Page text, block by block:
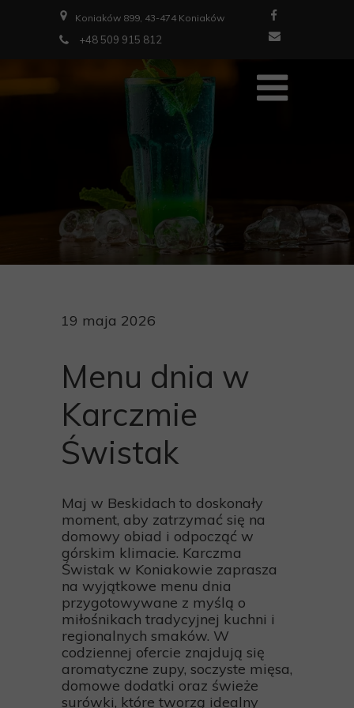
+48 509 915 812
Koniaków 899, 43-474 Koniaków
Menu dnia w
Karczmie
Świstak
19 maja 2026
Maj w Beskidach to doskonały
moment, aby zatrzymać się na
domowy obiad i odpocząć w
górskim klimacie. Karczma
Świstak w Koniakowie zaprasza
na wyjątkowe menu dnia
przygotowywane z myślą o
miłośnikach tradycyjnej kuchni i
regionalnych smaków. W
codziennej ofercie znajdują się
aromatyczne zupy, soczyste mięsa,
domowe dodatki oraz świeże
surówki, które tworzą idealny